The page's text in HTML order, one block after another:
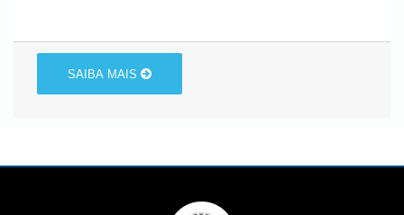
SAIBA MAIS